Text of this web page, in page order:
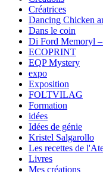
Créatrices
Dancing Chicken
Dans le coin
Di Ford Memoryl
ECOPRINT
EQP Mystery
expo
Exposition
FOLTVILAG
Formation
idées
Idées de génie
Kristel Salgarollo
Les recettes de
Livres
Mes créations